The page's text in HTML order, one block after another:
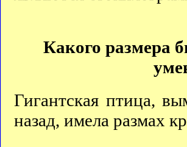
Какого размера
Гигантская птица,
назад, имела размах